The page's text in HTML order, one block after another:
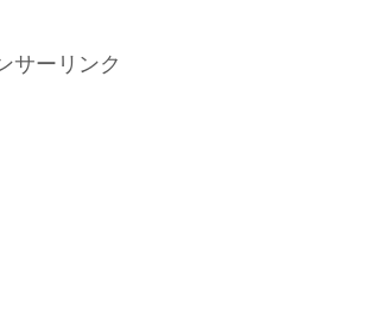
サーリンク